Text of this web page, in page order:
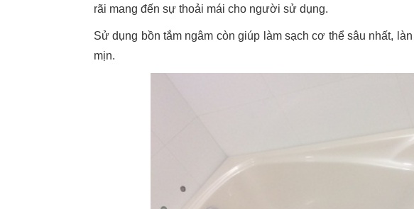
rãi mang đến sự thoải mái cho người sử dụng.
Sử dụng bồn tắm ngâm còn giúp làm sạch cơ thể sâu nhất,
mịn.